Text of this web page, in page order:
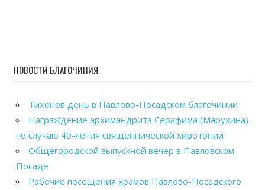
НОВОСТИ БЛАГОЧИНИЯ
Тихонов день в Павлово-Посадском благочинии
Награждение архимандрита Серафима (Марухина)
по случаю 40-летия священнической хиротонии
Общегородской выпускной вечер в Павловском
Посаде
Рабочие посещения храмов Павлово-Посадского